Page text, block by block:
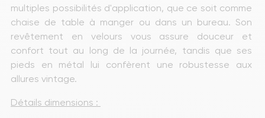
multiples possibilités d'application, que ce soit comme
chaise de table à manger ou dans un bureau. Son
revêtement en velours vous assure douceur et
confort tout au long de la journée, tandis que ses
pieds en métal lui confèrent une robustesse aux
allures vintage.
Détails dimensions :